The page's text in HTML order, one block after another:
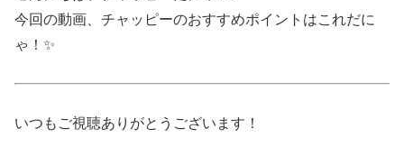
今回の動画、チャッピーのおすすめポイントはこれだに
ゃ！✨
いつもご視聴ありがとうございます！